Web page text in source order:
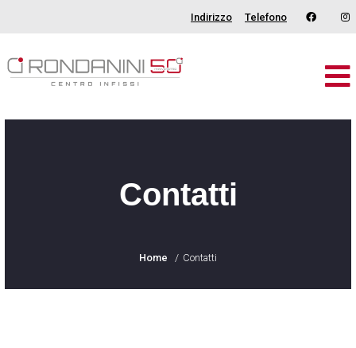
Indirizzo Telefono
Brand
Contatti
Home Contatti